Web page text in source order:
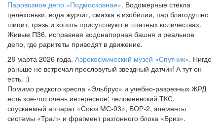
Паровозное депо «Подмосковная». Водомерные стёкла
целёхоньки, вода журчит, смазка в изобилии, пар благодушно
шипит, грязь и копоть присутствуют в штатных количествах.
Живые П36, исправная водонапорная башня и реальное
депо, где раритеты приводят в движение.
28 марта 2026 года. Аэрокосмический музей «Спутник». Нигде
раньше не встречал пресловутый звездный датчик! А тут он
есть. :)
Помимо редкого кресла «Эльбрус» и учебно-разрезных ЖРД
есть кое-что очень интересное: челомеевский ТКС,
спускаемый аппарат «Союз МС-03», БОР-2, элементы
системы «Трал» и фрагмент разгонного блока «Бриз».